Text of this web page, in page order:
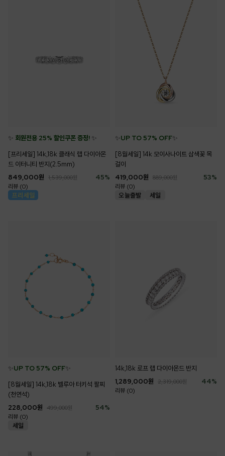
✨ 회원전용 25% 할인쿠폰 증정! ✨
[프리세일] 14k,18k 클래식 랩 다이아몬
드 이터니티 반지(2.5mm)
45%
849,000원 1,539,000원
리뷰 (0)
✨UP TO 57% OFF✨
[8월세일] 14k 모이사나이트 삼색꽃 목
걸이
53%
419,000원 889,000원
리뷰 (0)
✨UP TO 57% OFF✨
[8월세일] 14k,18k 벨루아 터키석 팔찌
(천연석)
54%
228,000원 499,000원
리뷰 (0)
14k,18k 로프 랩 다이아몬드 반지
44%
1,289,000원 2,319,000원
리뷰 (0)